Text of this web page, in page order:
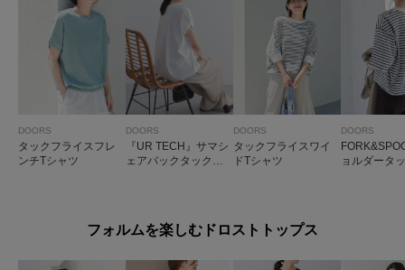
DOORS
タックフライスフレ
ンチTシャツ
DOORS
『UR TECH』サマシ
ェアバックタックコ
DOORS
タックフライスワイ
ドTシャツ
DOORS
ョルダータ
フォルムを楽しむドロストトップス